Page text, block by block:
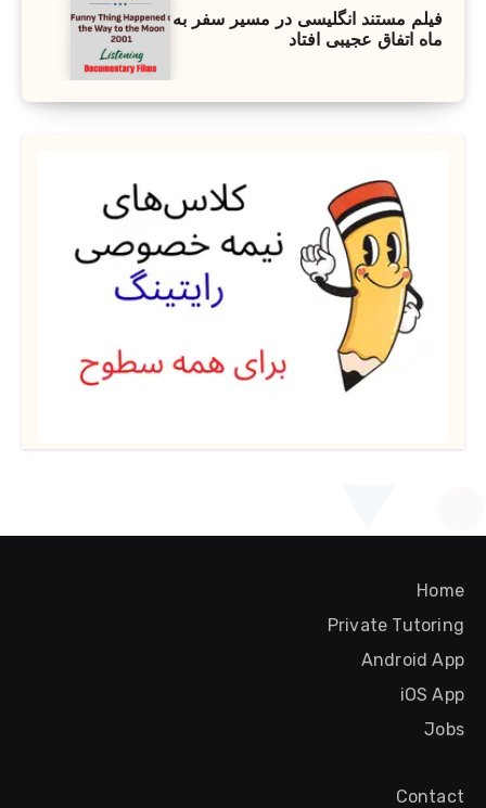
فیلم مستند انگلیسی در مسیر سفر به
ماه اتفاق عجیبی افتاد
Home
Private Tutoring
Android App
iOS App
Jobs
Contact